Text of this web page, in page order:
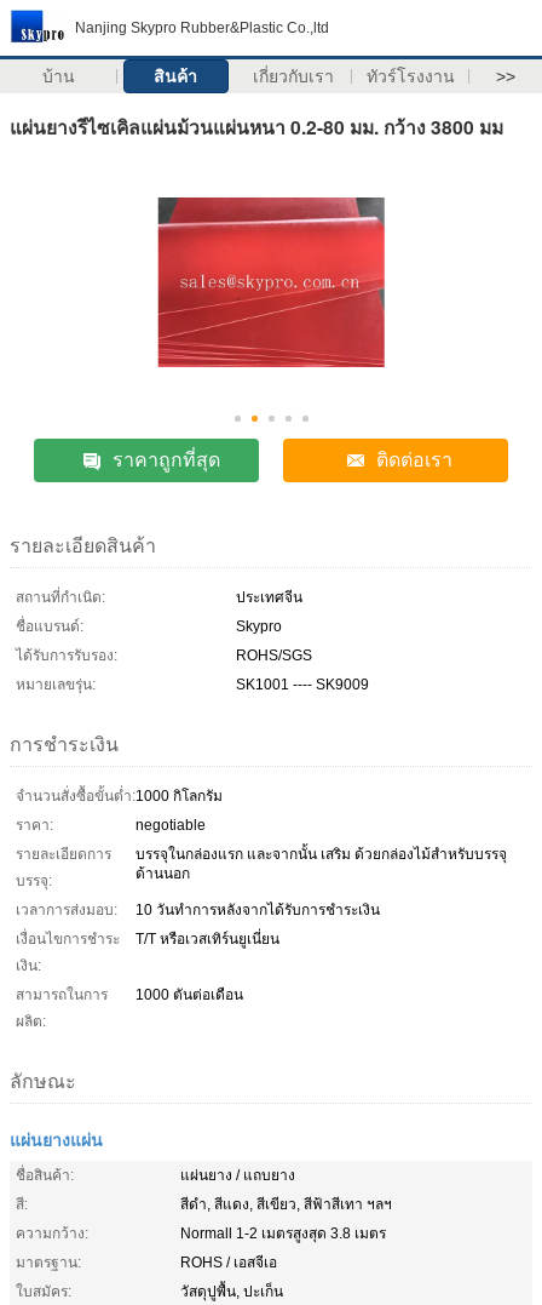
Nanjing Skypro Rubber&Plastic Co.,ltd
บ้าน สินค้า เกี่ยวกับเรา ทัวร์โรงงาน >>
แผ่นยางรีไซเคิลแผ่นม้วนแผ่นหนา 0.2-80 มม. กว้าง 3800 มม
ราคาถูกที่สุด ติดต่อเรา
รายละเอียดสินค้า
สถานที่กำเนิด:
ประเทศจีน
ชื่อแบรนด์:
Skypro
ได้รับการรับรอง:
ROHS/SGS
หมายเลขรุ่น:
SK1001 ---- SK9009
การชำระเงิน
จำนวนสั่งซื้อขั้นต่ำ:1000 กิโลกรัม
ราคา:
negotiable
รายละเอียดการ
บรรจุ:
บรรจุในกล่องแรก และจากนั้น เสริม ด้วยกล่องไม้สำหรับบรรจุ
ด้านนอก
เวลาการส่งมอบ:
10 วันทำการหลังจากได้รับการชำระเงิน
เงื่อนไขการชำระ
เงิน:
T/T หรือเวสเทิร์นยูเนี่ยน
สามารถในการ
ผลิต:
1000 ตันต่อเดือน
ลักษณะ
แผ่นยางแผ่น
ชื่อสินค้า:
แผ่นยาง / แถบยาง
สี:
สีดำ, สีแดง, สีเขียว, สีฟ้าสีเทา ฯลฯ
ความกว้าง:
Normall 1-2 เมตรสูงสุด 3.8 เมตร
มาตรฐาน:
ROHS / เอสจีเอ
ใบสมัคร:
วัสดุปูพื้น, ปะเก็น